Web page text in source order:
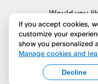
Would you
No,
Yes,
If you accept cookies,
customize your
show you personalized
Manage cookies and
Decline